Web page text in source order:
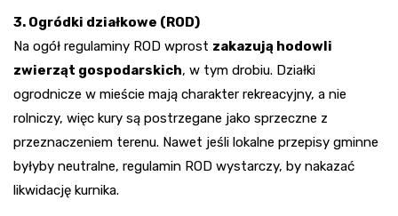
3. Ogródki działkowe (ROD)
Na ogół regulaminy ROD wprost zakazują hodowli
zwierząt gospodarskich, w tym drobiu. Działki
ogrodnicze w mieście mają charakter rekreacyjny, a nie
rolniczy, więc kury są postrzegane jako sprzeczne z
przeznaczeniem terenu. Nawet jeśli lokalne przepisy gminne
byłyby neutralne, regulamin ROD wystarczy, by nakazać
likwidację kurnika.